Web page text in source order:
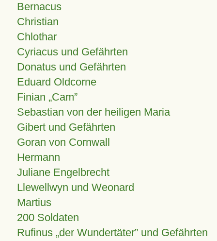
Bernacus
Christian
Chlothar
Cyriacus und Gefährten
Donatus und Gefährten
Eduard Oldcorne
Finian Cam
Sebastian von der heiligen Maria
Gibert und Gefährten
Goran von Cornwall
Hermann
Juliane Engelbrecht
Llewellwyn und Weonard
Martius
200 Soldaten
Rufinus „der Wundertäter” und Gefährten